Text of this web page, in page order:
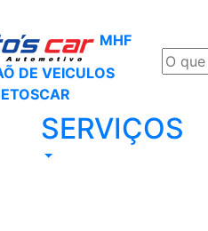
MHF
DE VEICULOS
SERVIÇOS